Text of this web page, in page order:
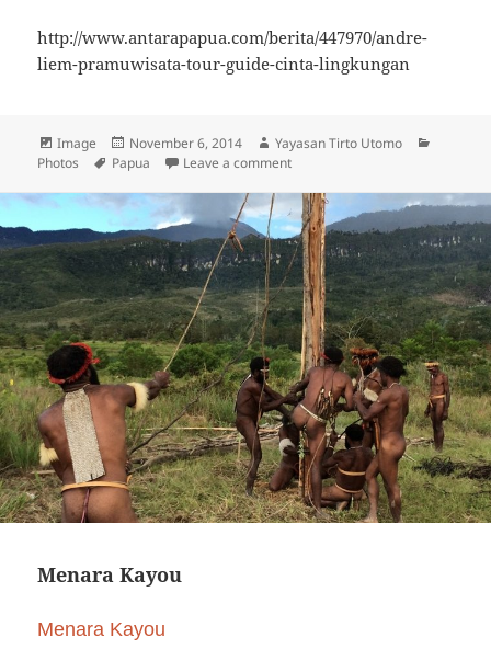
http://www.antarapapua.com/berita/447970/andre-
liem-pramuwisata-tour-guide-cinta-lingkungan
Format
Image
Posted
on
November 6, 2014 Author
Yayasan Tirto Utomo
Photos
Tags
Papua Leave a comment
Menara Kayou
Menara Kayou